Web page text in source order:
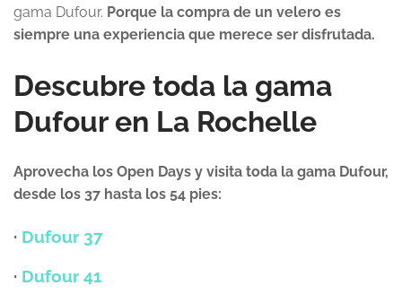
gama Dufour. Porque la compra de un velero es
siempre una experiencia que merece ser disfrutada.
Descubre toda la gama
Dufour en La Rochelle
Aprovecha los Open Days y visita toda la gama Dufour,
desde los 37 hasta los 54 pies:
· Dufour 37
· Dufour 41